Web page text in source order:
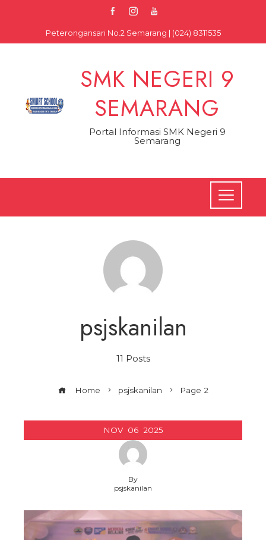
Peterongansari No.2 Semarang | (024) 8311535
SMK NEGERI 9
SEMARANG
Portal Informasi SMK Negeri 9
Semarang
psjskanilan
11 Posts
Home psjskanilan Page 2
NOV 06 2025
By
psjskanilan